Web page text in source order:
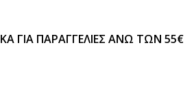
ΓΙΑ ΠΑΡΑΓΓΕΛΙΕΣ ΑΝΩ ΤΩΝ 55€